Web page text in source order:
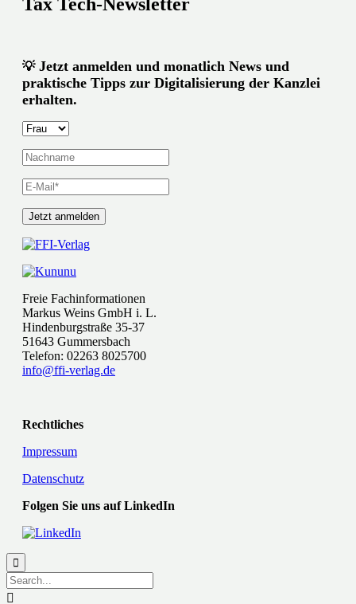
Tax Tech-Newsletter
💡Jetzt anmelden und monatlich News und
praktische Tipps zur Digitalisierung der Kanzlei
erhalten.
Freie Fachinformationen
Markus Weins GmbH i. L.
Hindenburgstraße 35-37
51643 Gummersbach
Telefon: 02263 8025700
info@ffi-verlag.de
Rechtliches
Impressum
Datenschutz
Folgen Sie uns auf LinkedIn

